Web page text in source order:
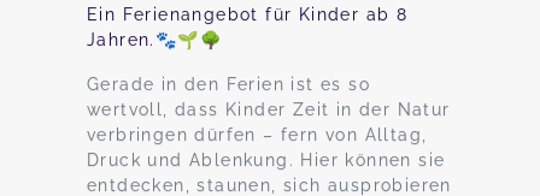
Ein Ferienangebot für Kinder ab 8
Jahren.🐾🌱🌳
Gerade in den Ferien ist es so
wertvoll, dass Kinder Zeit in der Natur
verbringen dürfen – fern von Alltag,
Druck und Ablenkung. Hier können sie
entdecken, staunen, sich ausprobieren